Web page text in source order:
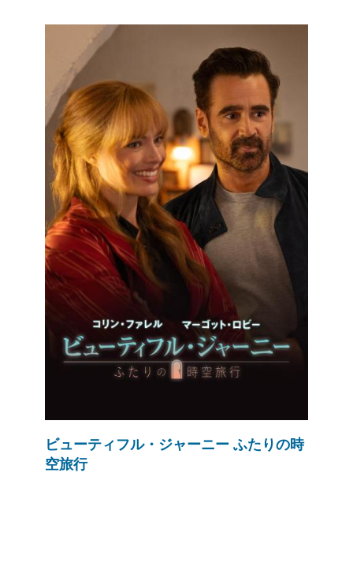
ビューティフル・ジャーニー ふたりの時
空旅行